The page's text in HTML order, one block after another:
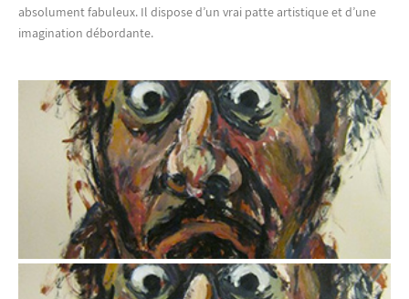
absolument fabuleux. Il dispose d’un vrai patte artistique et d’une
imagination débordante.